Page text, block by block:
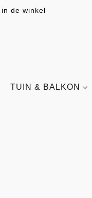
de winkel
TUIN & BALKON